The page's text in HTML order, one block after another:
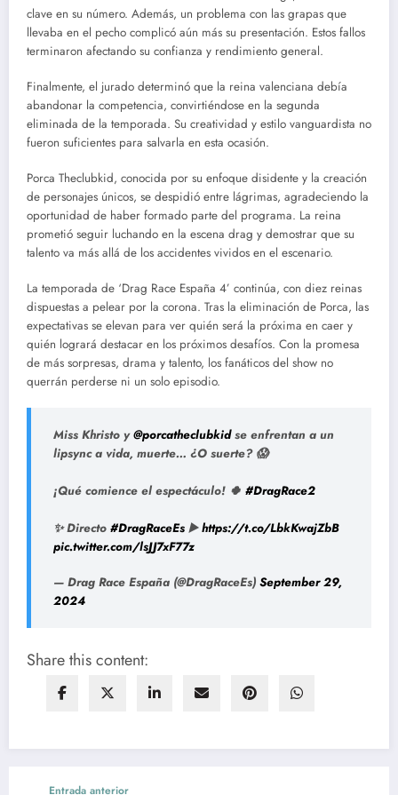
clave en su número. Además, un problema con las grapas que
llevaba en el pecho complicó aún más su presentación. Estos fallos
terminaron afectando su confianza y rendimiento general.
Finalmente, el jurado determinó que la reina valenciana debía
abandonar la competencia, convirtiéndose en la segunda
eliminada de la temporada. Su creatividad y estilo vanguardista no
fueron suficientes para salvarla en esta ocasión.
Porca Theclubkid, conocida por su enfoque disidente y la creación
de personajes únicos, se despidió entre lágrimas, agradeciendo la
oportunidad de haber formado parte del programa. La reina
prometió seguir luchando en la escena drag y demostrar que su
talento va más allá de los accidentes vividos en el escenario.
La temporada de ‘Drag Race España 4’ continúa, con diez reinas
dispuestas a pelear por la corona. Tras la eliminación de Porca, las
expectativas se elevan para ver quién será la próxima en caer y
quién logrará destacar en los próximos desafíos. Con la promesa
de más sorpresas, drama y talento, los fanáticos del show no
querrán perderse ni un solo episodio.
Miss Khristo y@porcatheclubkidse enfrentan a un
lipsync a vida, muerte… ¿O suerte? 😱
¡Qué comience el espectáculo! 🍀 #DragRace2
✨ Directo #DragRaceEs ▶️https://t.co/LbkKwajZbB
pic.twitter.com/lsJJ7xF77z
— Drag Race España (@DragRaceEs) September 29,
2024
Share this content:
Entrada anterior